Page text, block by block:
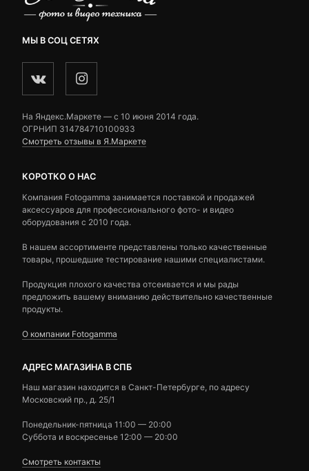
МЫ В СОЦ СЕТЯХ
На Яндекс.Маркете — c 10 июня 2014 года.
ОГРНИП 314784710100933
Смотреть отзывы в Я.Маркете
КОРОТКО О НАС
Компания Fotogamma занимается поставкой и продажей
аксессуаров для профессионального фото- и видео
оборудования с 2010 года.
В нашем ассортименте представлены только качественные
товары, прошедшие тестирование нашими специалистами.
Продукция плохого качества отсеивается и мы рады
предложить вашему вниманию действительно качественные
продукты.
О компании Fotogamma
АДРЕС МАГАЗИНА В СПБ
Наш магазин находится в Санкт-Петербурге, по адресу
Московский пр., д. 25/1
Понедельник-пятница 11:00 — 20:00
Суббота и воскресенье 12:00 — 20:00
Смотреть контакты